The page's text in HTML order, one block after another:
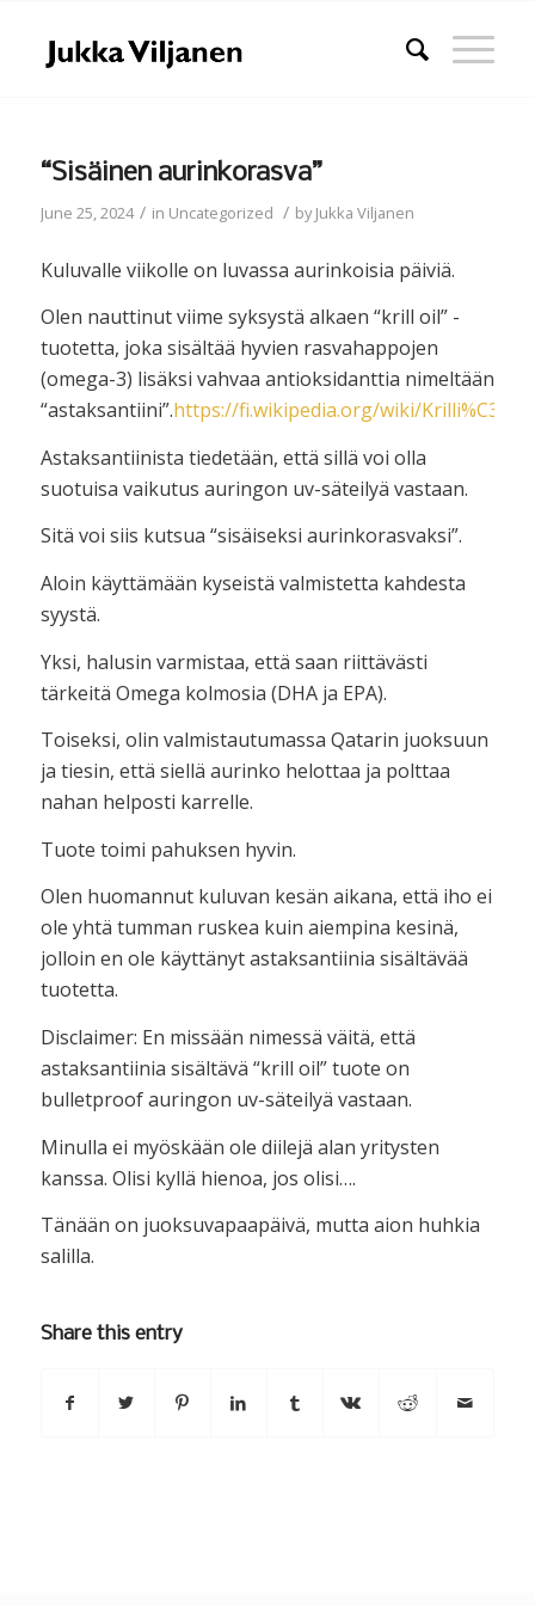
“Sisäinen aurinkorasva”
June 25, 2024 / in Uncategorized / byJukka Viljanen
Kuluvalle viikolle on luvassa aurinkoisia päiviä.
Olen nauttinut viime syksystä alkaen “krill oil” -
tuotetta, joka sisältää hyvien rasvahappojen
(omega-3) lisäksi vahvaa antioksidanttia nimeltään
“astaksantiini”.https://fi.wikipedia.org/wiki/
Astaksantiinista tiedetään, että sillä voi olla
suotuisa vaikutus auringon uv-säteilyä vastaan.
Sitä voi siis kutsua “sisäiseksi aurinkorasvaksi”.
Aloin käyttämään kyseistä valmistetta kahdesta
syystä.
Yksi, halusin varmistaa, että saan riittävästi
tärkeitä Omega kolmosia (DHA ja EPA).
Toiseksi, olin valmistautumassa Qatarin juoksuun
ja tiesin, että siellä aurinko helottaa ja polttaa
nahan helposti karrelle.
Tuote toimi pahuksen hyvin.
Olen huomannut kuluvan kesän aikana, että iho ei
ole yhtä tumman ruskea kuin aiempina kesinä,
jolloin en ole käyttänyt astaksantiinia sisältävää
tuotetta.
Disclaimer: En missään nimessä väitä, että
astaksantiinia sisältävä “krill oil” tuote on
bulletproof auringon uv-säteilyä vastaan.
Minulla ei myöskään ole diilejä alan yritysten
kanssa. Olisi kyllä hienoa, jos olisi….
Tänään on juoksuvapaapäivä, mutta aion huhkia
salilla.
Share this entry